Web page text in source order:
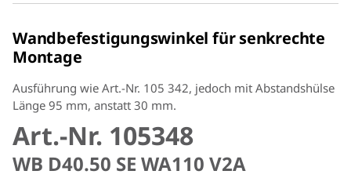
Wandbefestigungswinkel für senkrechte
Montage
Ausführung wie Art.-Nr. 105 342, jedoch mit Abstandshülse
Länge 95 mm, anstatt 30 mm.
Art.-Nr. 105348
WB D40.50 SE WA110 V2A